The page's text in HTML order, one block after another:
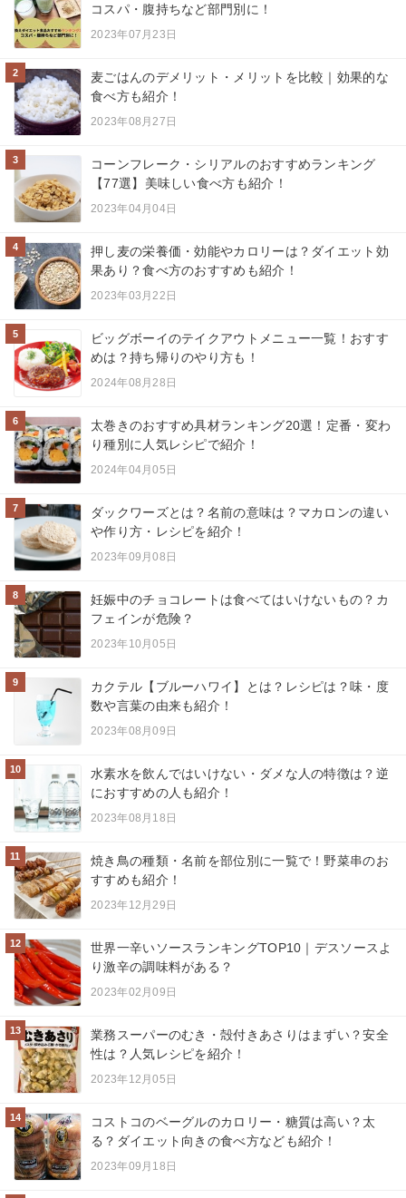
コスパ・腹持ちなど部門別に！
2023年07月23日
2
麦ごはんのデメリット・メリットを比較｜効果的な
食べ方も紹介！
2023年08月27日
3
コーンフレーク・シリアルのおすすめランキング
【77選】美味しい食べ方も紹介！
2023年04月04日
4
押し麦の栄養価・効能やカロリーは？ダイエット効
果あり？食べ方のおすすめも紹介！
2023年03月22日
5
ビッグボーイのテイクアウトメニュー一覧！おすす
めは？持ち帰りのやり方も！
2024年08月28日
6
太巻きのおすすめ具材ランキング20選！定番・変わ
り種別に人気レシピで紹介！
2024年04月05日
7
ダックワーズとは？名前の意味は？マカロンの違い
や作り方・レシピを紹介！
2023年09月08日
8
妊娠中のチョコレートは食べてはいけないもの？カ
フェインが危険？
2023年10月05日
9
カクテル【ブルーハワイ】とは？レシピは？味・度
数や言葉の由来も紹介！
2023年08月09日
10
水素水を飲んではいけない・ダメな人の特徴は？逆
におすすめの人も紹介！
2023年08月18日
11
焼き鳥の種類・名前を部位別に一覧で！野菜串のお
すすめも紹介！
2023年12月29日
12
世界一辛いソースランキングTOP10｜デスソースよ
り激辛の調味料がある？
2023年02月09日
13
業務スーパーのむき・殻付きあさりはまずい？安全
性は？人気レシピを紹介！
2023年12月05日
14
コストコのベーグルのカロリー・糖質は高い？太
る？ダイエット向きの食べ方なども紹介！
2023年09月18日